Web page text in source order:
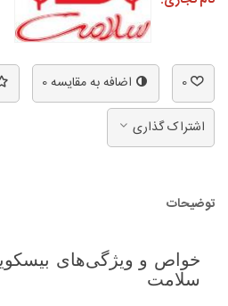
0 اضافه به مقایسه0
اشتراک گذاری
توضیحات
خواص و ویژگی‌های
سلامت